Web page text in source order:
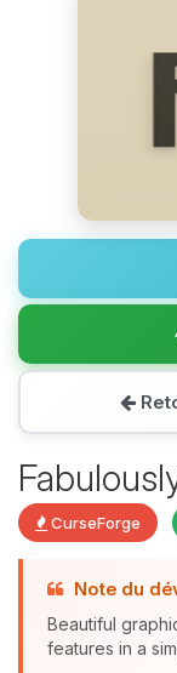
CurseForge
Note du
Beautiful
features in a